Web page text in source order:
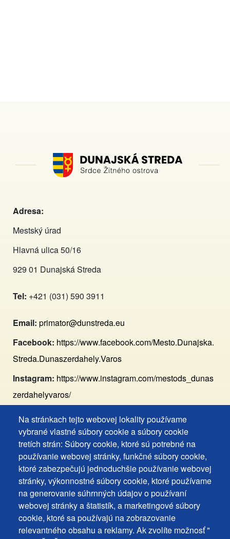
Na stránkach tejto webovej lokality používame
vybrané vlastné súbory cookie a súbory cookie
tretích strán: Súbory cookie, ktoré sú potrebné na
používanie webovej stránky, funkčné súbory cookie,
ktoré zabezpečujú jednoduchšie používanie webovej
stránky, výkonnostné súbory cookie, ktoré používame
na generovanie súhrnných údajov o používaní
webovej stránky a štatistík, a marketingové súbory
cookie, ktoré sa používajú na zobrazovanie
relevantného obsahu a reklamy. Ak zvolíte možnosť "
Adresa:
Mestský úrad
Hlavná ulica 50/16
929 01 Dunajská Streda
Tel: +421 (031) 590 3911
Email: primator@dunstreda.eu
Facebook: https://www.facebook.com/Mesto.Dunajska.
Streda.Dunaszerdahely.Varos
Instagram: https://www.instagram.com/mestods_dunas
zerdahelyvaros/
Kontakty
Footer
Cookies
+
ochrana
osobných
udajov
Vyhlásenie o prístupnosti
Často kladené otázky
Ochrana osobných údajov
Používanie súborov cookies
Nastavenie cookies
Podnety a spätná väzba